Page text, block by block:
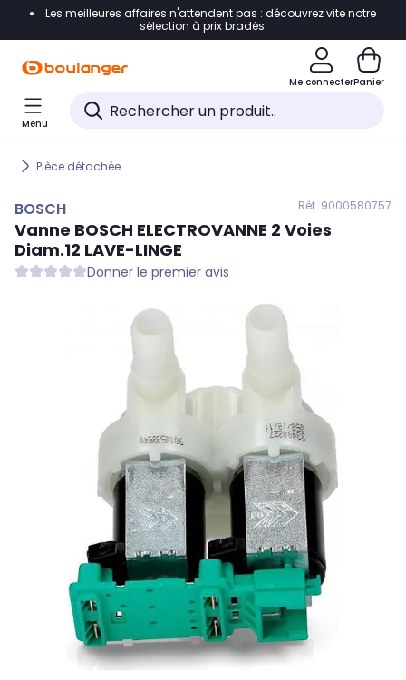
Accéder directement à la navigation
Accéder directement au pied de page
Accéder directement au chatbot
Les meilleures affaires n'attendent pas : découvrez vite notre
sélection à prix bradés.
Me connecterPanier
Menu
Pièce détachée
BOSCH Réf. 9000580757
Vanne BOSCH ELECTROVANNE 2 Voies
Diam.12 LAVE-LINGE
Donner le premier avis